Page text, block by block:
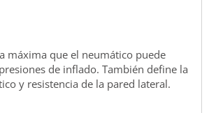
máxima que el neumático puede
de inflado. También define la
y resistencia de la pared lateral.